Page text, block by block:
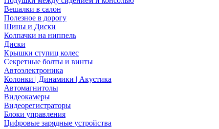
Вешалки в салон
Полезное в дорогу
Шины и Диски
Колпачки на ниппель
Диски
Крышки ступиц колес
Секретные болты и винты
Автоэлектроника
Колонки | Динамики | Акустика
Автомагнитолы
Видеокамеры
Видеорегистраторы
Блоки управления
Цифровые зарядные устройства